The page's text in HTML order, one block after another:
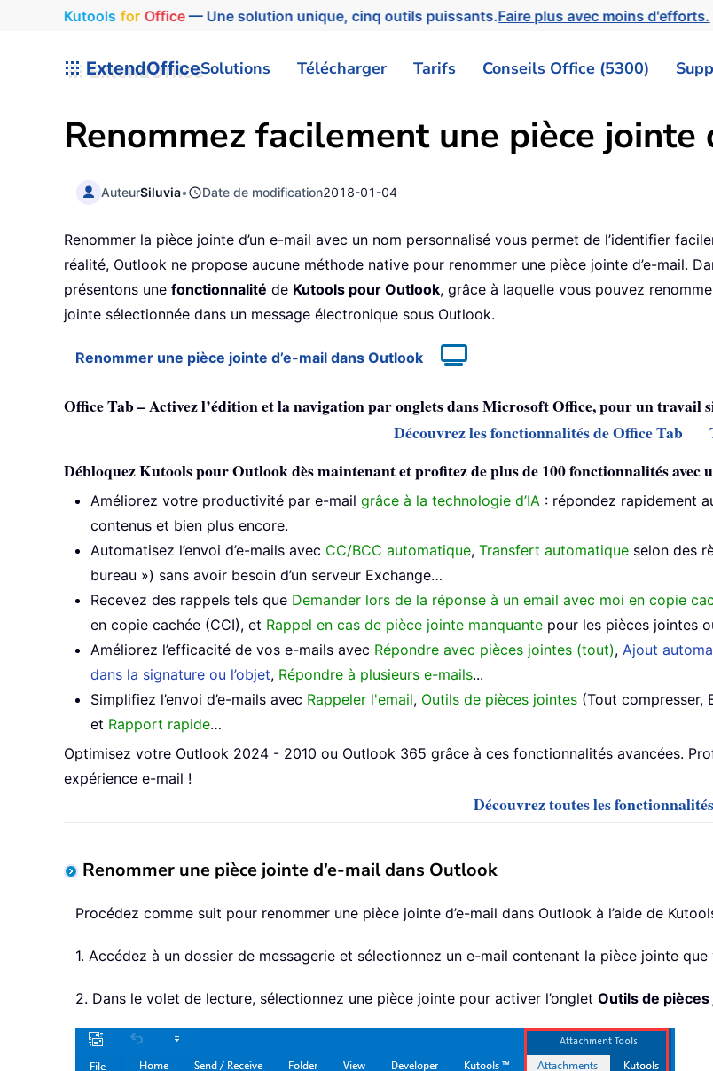
Kutools for Office— Une solution unique, cinq outils puissants.Faire plus avec moins d'efforts.
ExtendOfficeSolutions Télécharger Tarifs Conseils Office (5300)
Renommez facilement une pièce
AuteurSiluvia• Date de modification2018-01-04
Renommer la pièce jointe d’un e-mail avec un nom personnalisé vous permet de l’identifier
réalité, Outlook ne propose aucune méthode native pour renommer une pièce jointe d’e-mail.
présentons une fonctionnalité de Kutools pour Outlook, grâce à laquelle vous pouvez
jointe sélectionnée dans un message électronique sous Outlook.
Renommer une pièce jointe d’e-mail dans Outlook
Office Tab – Activez l’édition et la navigation par onglets dans Microsoft Office, pour un travail
Découvrez les fonctionnalités de Office Tab
Débloquez Kutools pour Outlook dès maintenant et profitez de plus de 100 fonctionnalités avec
Améliorez votre productivité par e-mail grâce à la technologie d’IA : répondez rapidement
contenus et bien plus encore.
Automatisez l’envoi d’e-mails avec CC/BCC automatique, Transfert automatique selon des
bureau ») sans avoir besoin d’un serveur Exchange…
Recevez des rappels tels que Demander lors de la réponse à un email avec moi en copie
en copie cachée (CCI), et Rappel en cas de pièce jointe manquante pour les pièces jointes
Améliorez l’efficacité de vos e-mails avec Répondre avec pièces jointes (tout), Ajout
dans la signature ou l’objet, Répondre à plusieurs e-mails...
Simplifiez l’envoi d’e-mails avec Rappeler l'email, Outils de pièces jointes (Tout compresser,
et Rapport rapide…
Optimisez votre Outlook 2024 - 2010 ou Outlook 365 grâce à ces fonctionnalités avancées.
expérience e-mail !
Découvrez toutes les
Renommer une pièce jointe d’e-mail dans Outlook
Procédez comme suit pour renommer une pièce jointe d’e-mail dans Outlook à l’aide de
1. Accédez à un dossier de messagerie et sélectionnez un e-mail contenant la pièce jointe
2. Dans le volet de lecture, sélectionnez une pièce jointe pour activer l’onglet Outils de